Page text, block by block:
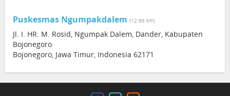
Puskesmas Ngumpakdalem (12.68 km)
Jl. I. HR. M. Rosid, Ngumpak Dalem, Dander, Kabupaten
Bojonegoro
Bojonegoro, Jawa Timur, Indonesia 62171